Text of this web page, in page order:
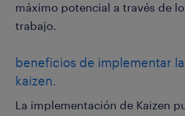
máximo potencial a través de
trabajo.
beneficios de implementar
kaizen.
La implementación de Kaizen